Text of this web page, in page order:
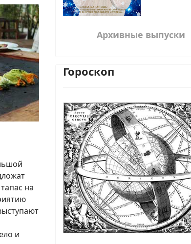
на
и
Архивные выпуски
Гороскоп